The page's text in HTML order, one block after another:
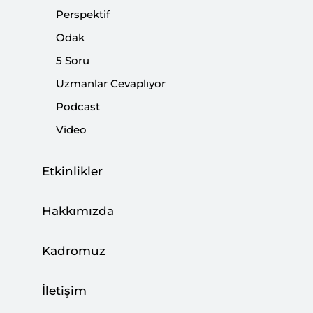
Perspektif
Odak
5 Soru
Uzmanlar Cevaplıyor
Podcast
Video
Etkinlikler
Hakkımızda
Kadromuz
İletişim
Paylaş:
Dünya bir süredir Koronavirüsle mücadele
meseleleri geri plana itildi. Geleneksel ve sosyal